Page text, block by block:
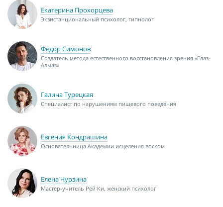
Екатерина Прохорцева
Экзистанциональный психолог, гипнолог
Фёдор Симонов
Создатель метода естественного восстановления зрения «Глаз-
Алмаз»
Галина Турецкая
Специалист по нарушениям пищевого поведения
Евгения Кондрашина
Основательница Академии исцеления воском
Елена Чурзина
Мастер-учитель Рей Ки, женский психолог